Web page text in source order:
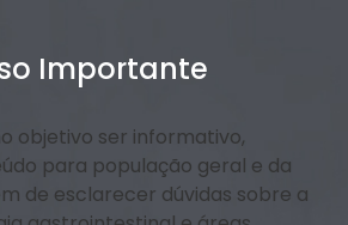
Importante
objetivo ser informativo,
para população geral e da
de esclarecer dúvidas sobre a